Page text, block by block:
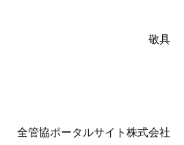
敬具
全管協ポータルサイト株式会社